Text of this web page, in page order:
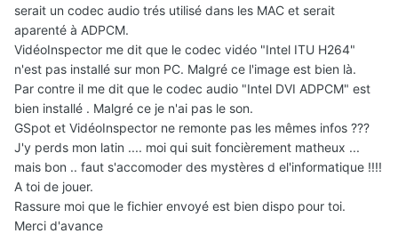
serait un codec audio trés utilisé dans les MAC et serait
aparenté à ADPCM.
VidéoInspector me dit que le codec vidéo "Intel ITU H264"
n'est pas installé sur mon PC. Malgré ce l'image est bien là.
Par contre il me dit que le codec audio "Intel DVI ADPCM" est
bien installé . Malgré ce je n'ai pas le son.
GSpot et VidéoInspector ne remonte pas les mêmes infos ???
J'y perds mon latin .... moi qui suit foncièrement matheux ...
mais bon .. faut s'accomoder des mystères d el'informatique !!!!
A toi de jouer.
Rassure moi que le fichier envoyé est bien dispo pour toi.
Merci d'avance